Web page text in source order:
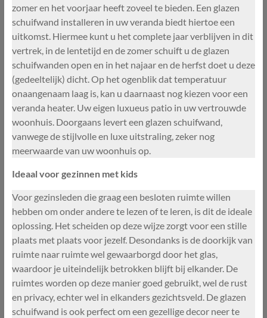
zomer en het voorjaar heeft zoveel te bieden. Een glazen
schuifwand installeren in uw veranda biedt hiertoe een
uitkomst. Hiermee kunt u het complete jaar verblijven in dit
vertrek, in de lentetijd en de zomer schuift u de glazen
schuifwanden open en in het najaar en de herfst doet u deze
(gedeeltelijk) dicht. Op het ogenblik dat temperatuur
onaangenaam laag is, kan u daarnaast nog kiezen voor een
veranda heater. Uw eigen luxueus patio in uw vertrouwde
woonhuis. Doorgaans levert een glazen schuifwand,
vanwege de stijlvolle en luxe uitstraling, zeker nog
meerwaarde van uw woonhuis op.
Ideaal voor gezinnen met kids
Voor gezinsleden die graag een besloten ruimte willen
hebben om onder andere te lezen of te leren, is dit de ideale
oplossing. Het scheiden op deze wijze zorgt voor een stille
plaats met plaats voor jezelf. Desondanks is de doorkijk van
ruimte naar ruimte wel gewaarborgd door het glas,
waardoor je uiteindelijk betrokken blijft bij elkander. De
ruimtes worden op deze manier goed gebruikt, wel de rust
en privacy, echter wel in elkanders gezichtsveld. De glazen
schuifwand is ook perfect om een gezellige decor neer te